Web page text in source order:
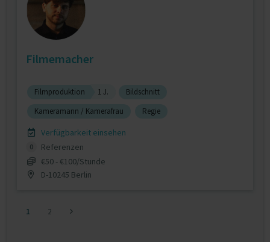
Filmemacher
Filmproduktion 1 J.
Bildschnitt
Kameramann / Kamerafrau
Regie
Verfügbarkeit einsehen
0
Referenzen
€50 - €100/Stunde
D-10245 Berlin
1 2